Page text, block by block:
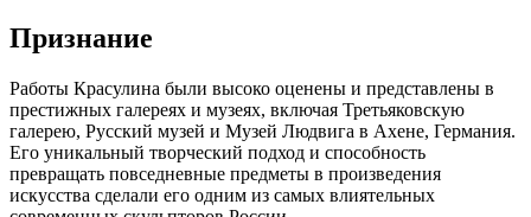
Признание
Работы Красулина были высоко оценены и представлены в
престижных галереях и музеях, включая Третьяковскую
галерею, Русский музей и Музей Людвига в Ахене, Германия.
Его уникальный творческий подход и способность
превращать повседневные предметы в произведения
искусства сделали его одним из самых влиятельных